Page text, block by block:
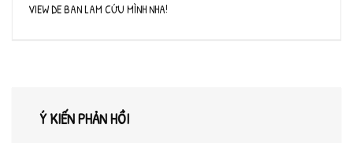
VIEW DE BAN LAM CỨU MÌNH NHA!
Ý KIẾN PHẢN HỒI